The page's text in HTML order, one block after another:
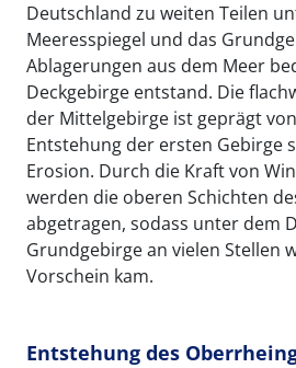
Deutschland zu weiten Teilen
Meeresspiegel und das
Ablagerungen aus dem Meer
Deckgebirge entstand. Die
der Mittelgebirge ist geprägt
Entstehung der ersten Gebirge
Erosion. Durch die Kraft von
werden die oberen Schichten
abgetragen, sodass unter dem
Grundgebirge an vielen Stellen
Vorschein kam.
Entstehung des